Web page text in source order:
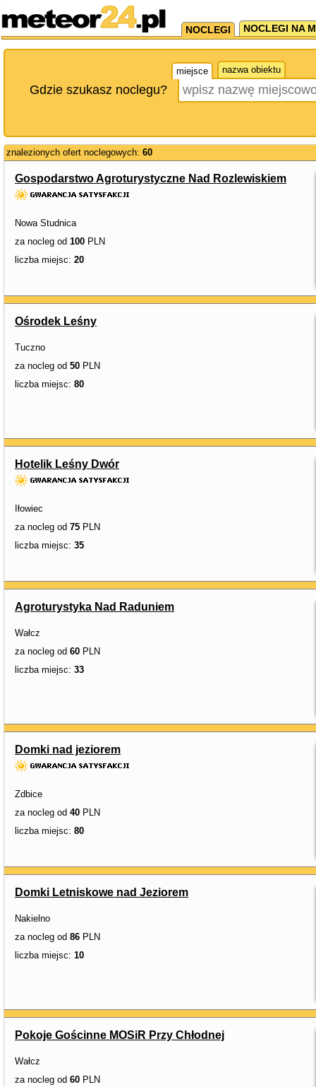
NOCLEGI NOCLEGI NA
miejsce nazwa obiektu
Gdzie szukasz noclegu?
znalezionych ofert noclegowych: 60
Gospodarstwo Agroturystyczne Nad Rozlewiskiem
Nowa Studnica
za nocleg od 100 PLN
liczba miejsc: 20
Ośrodek Leśny
Tuczno
za nocleg od 50 PLN
liczba miejsc: 80
Hotelik Leśny Dwór
Iłowiec
za nocleg od 75 PLN
liczba miejsc: 35
Agroturystyka Nad Raduniem
Wałcz
za nocleg od 60 PLN
liczba miejsc: 33
Domki nad jeziorem
Zdbice
za nocleg od 40 PLN
liczba miejsc: 80
Domki Letniskowe nad Jeziorem
Nakielno
za nocleg od 86 PLN
liczba miejsc: 10
Pokoje Gościnne MOSiR Przy Chłodnej
Wałcz
za nocleg od 60 PLN